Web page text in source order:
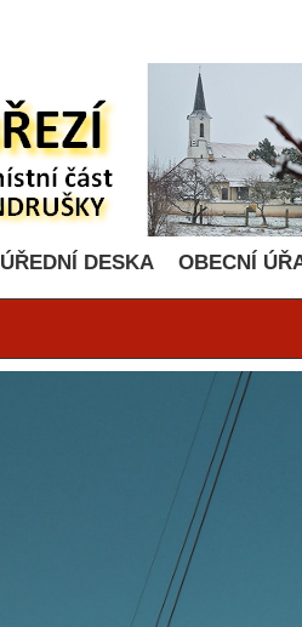
ÚŘEDNÍ DESKA OBECNÍ